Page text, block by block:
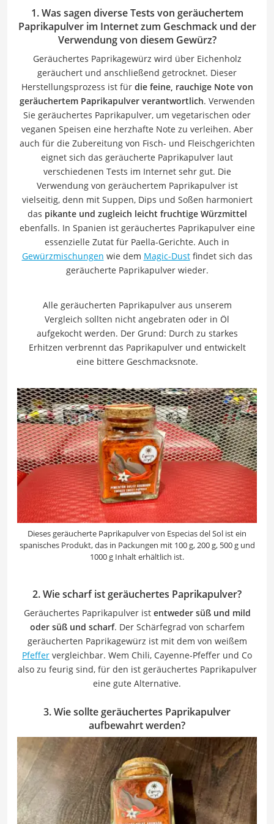
1. Was sagen diverse Tests von geräuchertem
Paprikapulver im Internet zum Geschmack und der
Verwendung von diesem Gewürz?
Geräuchertes Paprikagewürz wird über Eichenholz
geräuchert und anschließend getrocknet. Dieser
Herstellungsprozess ist fürdie feine, rauchige Note von
geräuchertem Paprikapulver verantwortlich. Verwenden
Sie geräuchertes Paprikapulver, um vegetarischen oder
veganen Speisen eine herzhafte Note zu verleihen. Aber
auch für die Zubereitung von Fisch- und Fleischgerichten
eignet sich das geräucherte Paprikapulver laut
verschiedenen Tests im Internet sehr gut. Die
Verwendung von geräuchertem Paprikapulver ist
vielseitig, denn mit Suppen, Dips und Soßen harmoniert
das pikante und zugleich leicht fruchtige Würzmittel
ebenfalls. In Spanien ist geräuchertes Paprikapulver eine
essenzielle Zutat für Paella-Gerichte. Auch in
Gewürzmischungen wie dem Magic-Dustfindet sich das
geräucherte Paprikapulver wieder.
Alle geräucherten Paprikapulver aus unserem
Vergleich sollten nicht angebraten oder in Öl
aufgekocht werden. Der Grund: Durch zu starkes
Erhitzen verbrennt das Paprikapulver und entwickelt
eine bittere Geschmacksnote.
Dieses geräucherte Paprikapulver von Especias del Sol ist ein
spanisches Produkt, das in Packungen mit 100 g, 200 g, 500 g und
1000 g Inhalt erhältlich ist.
2. Wie scharf ist geräuchertes Paprikapulver?
Geräuchertes Paprikapulver ist entweder süß und mild
oder süß und scharf. Der Schärfegrad von scharfem
geräucherten Paprikagewürz ist mit dem von weißem
Pfeffer vergleichbar. Wem Chili, Cayenne-Pfeffer und Co
also zu feurig sind, für den ist geräuchertes Paprikapulver
eine gute Alternative.
3. Wie sollte geräuchertes Paprikapulver
aufbewahrt werden?